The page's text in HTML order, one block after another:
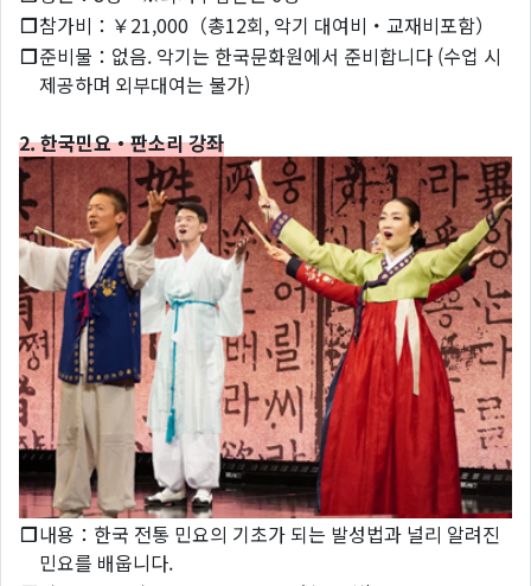
❐참가비：￥21,000（총12회, 악기 대여비・교재비포함）
❐준비물：없음. 악기는 한국문화원에서 준비합니다 (수업 시
제공하며 외부대여는 불가)
2. 한국민요・판소리 강좌
❐내용：한국 전통 민요의 기초가 되는 발성법과 널리 알려진
민요를 배웁니다.